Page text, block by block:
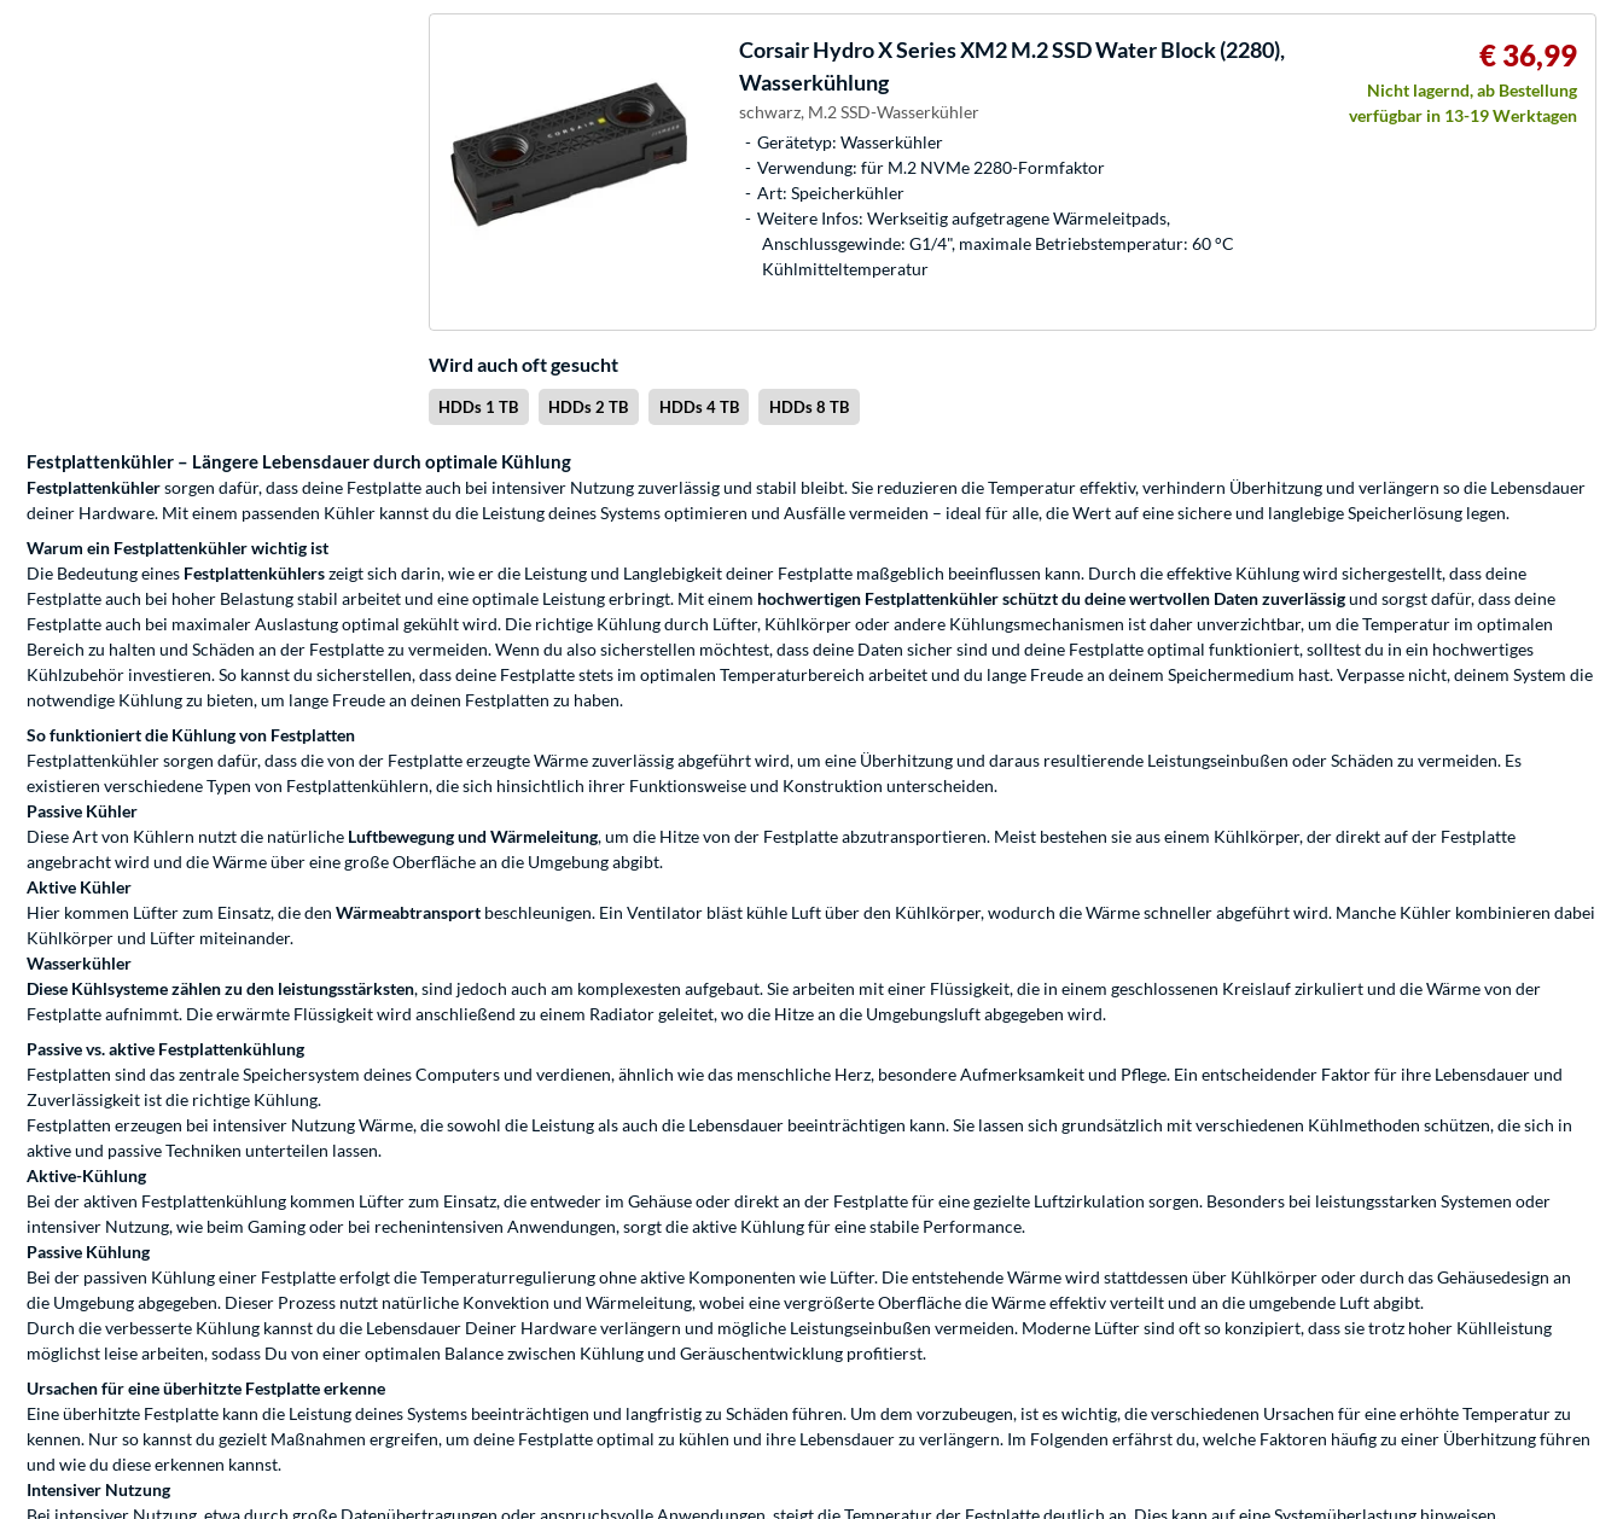
CorsairHydro X Series XM2 M.2 SSD Water Block (2280),
Wasserkühlung
schwarz, M.2 SSD-Wasserkühler
Gerätetyp: Wasserkühler
Verwendung: für M.2 NVMe 2280-Formfaktor
Art: Speicherkühler
Weitere Infos: Werkseitig aufgetragene Wärmeleitpads,
Anschlussgewinde: G1/4", maximale Betriebstemperatur: 60 °C
Kühlmitteltemperatur
€ 36,99
Nicht lagernd, ab Bestellung
verfügbar in 13-19 Werktagen
Wird auch oft gesucht
HDDs 1 TB HDDs 2 TB HDDs 4 TB HDDs 8 TB
Festplattenkühler – Längere Lebensdauer durch optimale Kühlung
Festplattenkühlersorgen dafür, dass deine Festplatte auch bei intensiver Nutzung zuverlässig und stabil bleibt. Sie reduzieren die Temperatur effektiv, verhindern Überhitzung und verlängern so die Lebensdauer
deiner Hardware. Mit einem passenden Kühler kannst du die Leistung deines Systems optimieren und Ausfälle vermeiden – ideal für alle, die Wert auf eine sichere und langlebige Speicherlösung legen.
Warum ein Festplattenkühler wichtig ist
Die Bedeutung eines Festplattenkühlerszeigt sich darin, wie er die Leistung und Langlebigkeit deiner Festplatte maßgeblich beeinflussen kann. Durch die effektive Kühlung wird sichergestellt, dass deine
Festplatte auch bei hoher Belastung stabil arbeitet und eine optimale Leistung erbringt. Mit einem hochwertigen Festplattenkühler schützt du deine wertvollen Daten zuverlässigund sorgst dafür, dass deine
Festplatte auch bei maximaler Auslastung optimal gekühlt wird. Die richtige Kühlung durch Lüfter, Kühlkörper oder andere Kühlungsmechanismen ist daher unverzichtbar, um die Temperatur im optimalen
Bereich zu halten und Schäden an der Festplatte zu vermeiden. Wenn du also sicherstellen möchtest, dass deine Daten sicher sind und deine Festplatte optimal funktioniert, solltest du in ein hochwertiges
Kühlzubehör investieren. So kannst du sicherstellen, dass deine Festplatte stets im optimalen Temperaturbereich arbeitet und du lange Freude an deinem Speichermedium hast. Verpasse nicht, deinem System die
notwendige Kühlung zu bieten, um lange Freude an deinen Festplatten zu haben.
So funktioniert die Kühlung von Festplatten
Festplattenkühler sorgen dafür, dass die von der Festplatte erzeugte Wärme zuverlässig abgeführt wird, um eine Überhitzung und daraus resultierende Leistungseinbußen oder Schäden zu vermeiden. Es
existieren verschiedene Typen von Festplattenkühlern, die sich hinsichtlich ihrer Funktionsweise und Konstruktion unterscheiden.
Passive Kühler
Diese Art von Kühlern nutzt die natürliche Luftbewegung und Wärmeleitung, um die Hitze von der Festplatte abzutransportieren. Meist bestehen sie aus einem Kühlkörper, der direkt auf der Festplatte
angebracht wird und die Wärme über eine große Oberfläche an die Umgebung abgibt.
Aktive Kühler
Hier kommen Lüfter zum Einsatz, die den Wärmeabtransport beschleunigen. Ein Ventilator bläst kühle Luft über den Kühlkörper, wodurch die Wärme schneller abgeführt wird. Manche Kühler kombinieren dabei
Kühlkörper und Lüfter miteinander.
Wasserkühler
Diese Kühlsysteme zählen zu den leistungsstärksten, sind jedoch auch am komplexesten aufgebaut. Sie arbeiten mit einer Flüssigkeit, die in einem geschlossenen Kreislauf zirkuliert und die Wärme von der
Festplatte aufnimmt. Die erwärmte Flüssigkeit wird anschließend zu einem Radiator geleitet, wo die Hitze an die Umgebungsluft abgegeben wird.
Passive vs. aktive Festplattenkühlung
Festplatten sind das zentrale Speichersystem deines Computers und verdienen, ähnlich wie das menschliche Herz, besondere Aufmerksamkeit und Pflege. Ein entscheidender Faktor für ihre Lebensdauer und
Zuverlässigkeit ist die richtige Kühlung.
Festplatten erzeugen bei intensiver Nutzung Wärme, die sowohl die Leistung als auch die Lebensdauer beeinträchtigen kann. Sie lassen sich grundsätzlich mit verschiedenen Kühlmethoden schützen, die sich in
aktive und passive Techniken unterteilen lassen.
Aktive-Kühlung
Bei der aktiven Festplattenkühlung kommen Lüfter zum Einsatz, die entweder im Gehäuse oder direkt an der Festplatte für eine gezielte Luftzirkulation sorgen. Besonders bei leistungsstarken Systemen oder
intensiver Nutzung, wie beim Gaming oder bei rechenintensiven Anwendungen, sorgt die aktive Kühlung für eine stabile Performance.
Passive Kühlung
Bei der passiven Kühlung einer Festplatte erfolgt die Temperaturregulierung ohne aktive Komponenten wie Lüfter. Die entstehende Wärme wird stattdessen über Kühlkörper oder durch das Gehäusedesign an
die Umgebung abgegeben. Dieser Prozess nutzt natürliche Konvektion und Wärmeleitung, wobei eine vergrößerte Oberfläche die Wärme effektiv verteilt und an die umgebende Luft abgibt.
Durch die verbesserte Kühlung kannst du die Lebensdauer Deiner Hardware verlängern und mögliche Leistungseinbußen vermeiden. Moderne Lüfter sind oft so konzipiert, dass sie trotz hoher Kühlleistung
möglichst leise arbeiten, sodass Du von einer optimalen Balance zwischen Kühlung und Geräuschentwicklung profitierst.
Ursachen für eine überhitzte Festplatte erkenne
Eine überhitzte Festplatte kann die Leistung deines Systems beeinträchtigen und langfristig zu Schäden führen. Um dem vorzubeugen, ist es wichtig, die verschiedenen Ursachen für eine erhöhte Temperatur zu
kennen. Nur so kannst du gezielt Maßnahmen ergreifen, um deine Festplatte optimal zu kühlen und ihre Lebensdauer zu verlängern. Im Folgenden erfährst du, welche Faktoren häufig zu einer Überhitzung führen
und wie du diese erkennen kannst.
Intensiver Nutzung
Bei intensiver Nutzung, etwa durch große Datenübertragungen oder anspruchsvolle Anwendungen, steigt die Temperatur der Festplatte deutlich an. Dies kann auf eine Systemüberlastung hinweisen.